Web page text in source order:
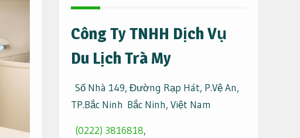
Công Ty TNHH Dịch Vụ
Du Lịch Trà My
Số Nhà 149, Đường Rạp Hát, P.Vệ An,
TP.Bắc Ninh Bắc Ninh, Việt Nam
(0222) 3816818,